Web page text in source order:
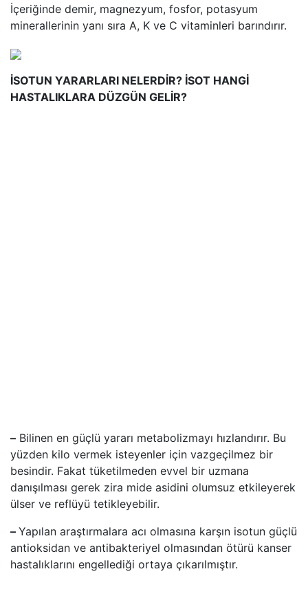
İçeriğinde demir, magnezyum, fosfor, potasyum
minerallerinin yanı sıra A, K ve C vitaminleri barındırır.
İSOTUN YARARLARI NELERDİR? İSOT HANGİ
HASTALIKLARA DÜZGÜN GELİR?
– Bilinen en güçlü yararı metabolizmayı hızlandırır. Bu
yüzden kilo vermek isteyenler için vazgeçilmez bir
besindir. Fakat tüketilmeden evvel bir uzmana
danışılması gerek zira mide asidini olumsuz etkileyerek
ülser ve reflüyü tetikleyebilir.
– Yapılan araştırmalara acı olmasına karşın isotun güçlü
antioksidan ve antibakteriyel olmasından ötürü kanser
hastalıklarını engellediği ortaya çıkarılmıştır.